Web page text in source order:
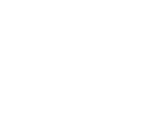
Скорост и